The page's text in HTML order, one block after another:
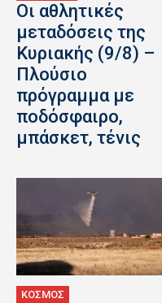
Οι αθλητικές
μεταδόσεις της
Κυριακής (9/8) –
Πλούσιο
πρόγραμμα με
ποδόσφαιρο,
μπάσκετ, τένις
ΚΟΣΜΟΣ